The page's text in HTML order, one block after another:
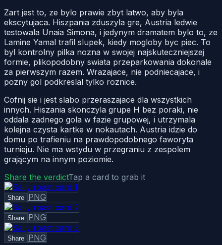
Zart jest to, ze bylo prawie zbyt latwo, aby byla
ekscytujaca. Hiszpania zduszyla gre, Austria ledwie
testowala Unaia Simona, i jedynym dramatem bylo to, ze
Lamine Yamal trafil slupek, kiedy mogloby byc piec. To
byl kontrolny pilka nozna w swojej najskuteczniejszej
formie, plikopodobny swiata przeparkowania dokonale
za pierwszym razem. Wrazajace, nie podniecajace, i
pozny gol podkreslal tylko roznice.
Cofnij sie i jest slabo przeraszajace dla wszystkich
innych. Hiszania skonczyla grupe H bez poraki, nie
oddala zadnego gola w fazie grupowej, i utrzymala
kolejna czysta kartke w nokautach. Austria idzie do
domu po trafieniu na prawdopodobnego faworyta
turnieju. Nie ma wstydu w przegraniu z zespolem
grającym na innym poziomie.
Share the verdictTap a card to grab it
Share PNG
Share PNG
Share PNG